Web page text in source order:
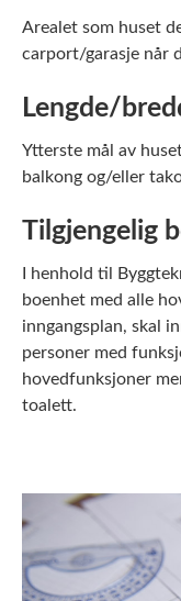
Arealet som huset
carport/garasje når
Lengde/
Ytterste mål av
balkong og/eller
Tilgjengelig
I henhold til
boenhet med alle
inngangsplan, skal
personer med
hovedfunksjoner
toalett.